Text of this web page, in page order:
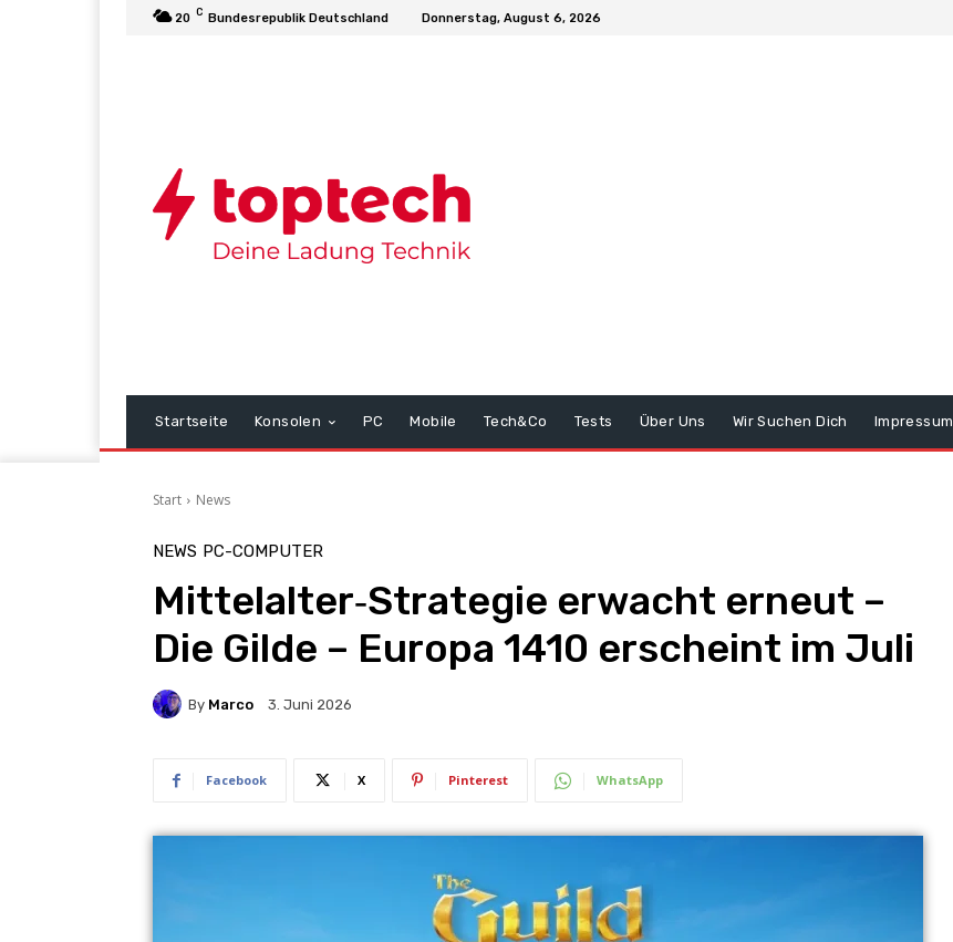
20 C Bundesrepublik Deutschland Donnerstag, August 6, 2026
Startseite Konsolen PC Mobile Tech&Co Tests Über Uns Wir Suchen Dich Impressum
Start News
NEWS PC-COMPUTER
Mittelalter‑Strategie erwacht erneut –
Die Gilde – Europa 1410 erscheint im Juli
By Marco 3. Juni 2026
Facebook X Pinterest WhatsApp